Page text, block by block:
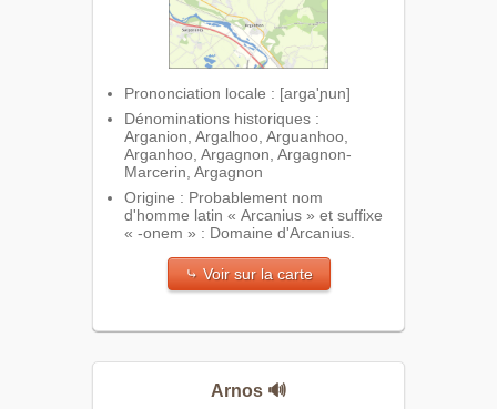
Prononciation locale : [arga'ɲun]
Dénominations historiques :
Arganion, Argalhoo, Arguanhoo,
Arganhoo, Argagnon, Argagnon-
Marcerin, Argagnon
Origine : Probablement nom
d'homme latin « Arcanius » et suffixe
« -onem » : Domaine d'Arcanius.
⤷ Voir sur la carte
Arnos 🔊